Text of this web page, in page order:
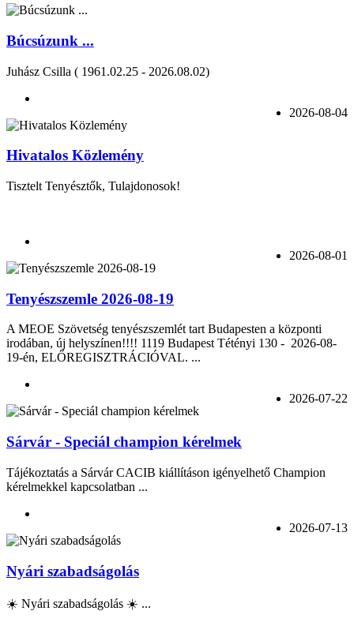
Búcsúzunk ...
Juhász Csilla ( 1961.02.25 - 2026.08.02)
2026-08-04
Hivatalos Közlemény
Tisztelt Tenyésztők, Tulajdonosok!
2026-08-01
Tenyészszemle 2026-08-19
A MEOE Szövetség tenyészszemlét tart Budapesten a központi
irodában, új helyszínen!!!! 1119 Budapest Tétényi 130 - 2026-08-
19-én, ELŐREGISZTRÁCIÓVAL. ...
2026-07-22
Sárvár - Speciál champion kérelmek
Tájékoztatás a Sárvár CACIB kiállításon igényelhető Champion
kérelmekkel kapcsolatban ...
2026-07-13
Nyári szabadságolás
☀️ Nyári szabadságolás ☀️ ...